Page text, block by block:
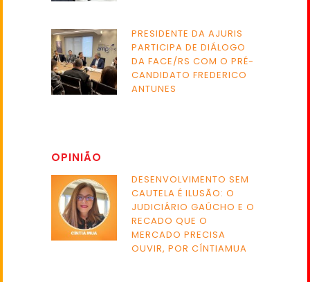
PRESIDENTE DA AJURIS
PARTICIPA DE DIÁLOGO
DA FACE/RS COM O PRÉ-
CANDIDATO FREDERICO
ANTUNES
OPINIÃO
DESENVOLVIMENTO SEM
CAUTELA É ILUSÃO: O
JUDICIÁRIO GAÚCHO E O
RECADO QUE O
MERCADO PRECISA
OUVIR, POR CÍNTIAMUA